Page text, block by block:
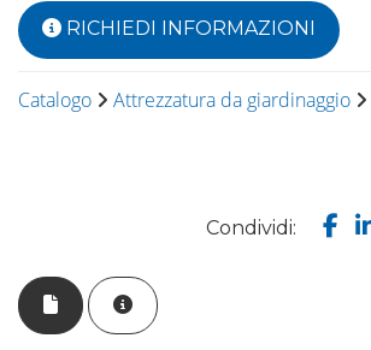
RICHIEDI INFORMAZIONI
Catalogo Attrezzatura da giardinaggio
Condividi: